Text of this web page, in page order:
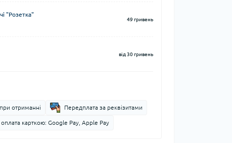
"Розетка"
49 гривень
від 30 гривень
отриманні Передплата за реквізитами
карткою: Google Pay, Apple Pay